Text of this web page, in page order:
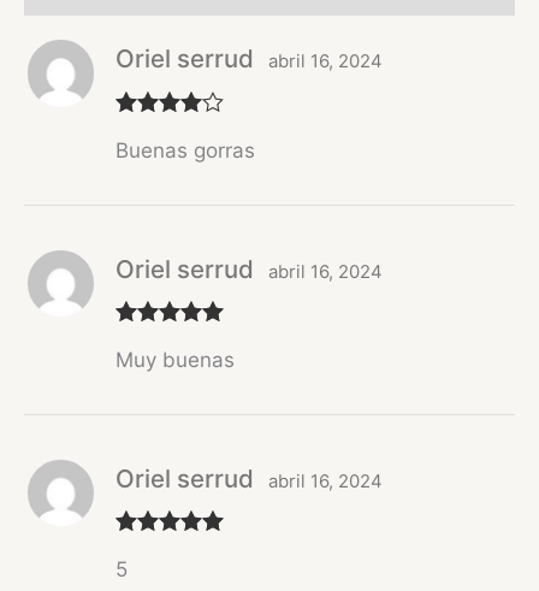
con4de 5
Oriel serrud abril 16, 2024
Buenas gorras
con5 de 5
Oriel serrud abril 16, 2024
Muy buenas
con
Oriel serrud abril 16, 2024
5